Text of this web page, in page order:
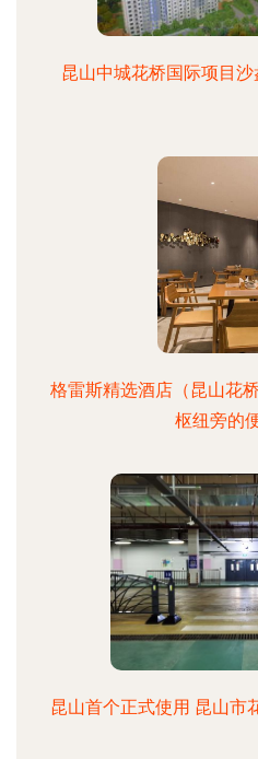
昆山中城花桥国际项目
格雷斯精选酒店（昆山花
枢纽旁的
昆山首个正式使用 昆山市